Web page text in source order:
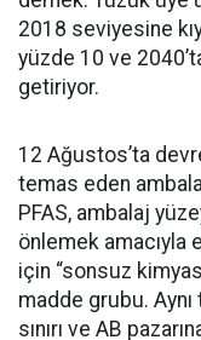
2018 seviyesine
yüzde 10 ve
getiriyor.
12 Ağustos’ta
temas eden
PFAS, ambalaj
önlemek amacıyla
için “sonsuz
madde grubu.
sınırı ve AB